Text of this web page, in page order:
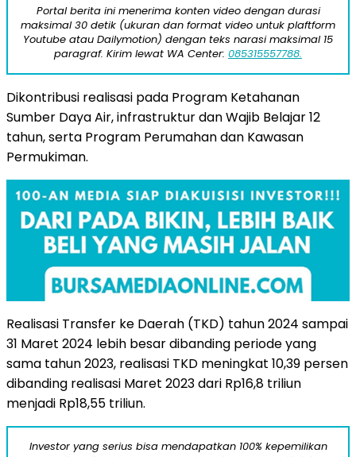
Portal berita ini menerima konten video dengan durasi
maksimal 30 detik (ukuran dan format video untuk plaftform
Youtube atau Dailymotion) dengan teks narasi maksimal 15
paragraf. Kirim lewat WA Center: 085315557788.
Dikontribusi realisasi pada Program Ketahanan
Sumber Daya Air, infrastruktur dan Wajib Belajar 12
tahun, serta Program Perumahan dan Kawasan
Permukiman.
Realisasi Transfer ke Daerah (TKD) tahun 2024 sampai
31 Maret 2024 lebih besar dibanding periode yang
sama tahun 2023, realisasi TKD meningkat 10,39 persen
dibanding realisasi Maret 2023 dari Rp16,8 triliun
menjadi Rp18,55 triliun.
Investor yang serius bisa mendapatkan 100% kepemilikan